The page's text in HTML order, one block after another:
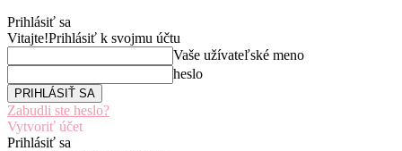
Prihlásiť sa
Vitajte!Prihlásiť k svojmu účtu
Vaše užívateľské meno
heslo
Zabudli ste heslo?
Vytvoriť účet
Prihlásiť sa